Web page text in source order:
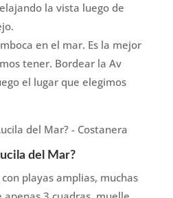
la vista luego de
en el mar. Es la mejor
tener. Bordear la Av
el lugar que elegimos
del Mar?
playas amplias, muchas